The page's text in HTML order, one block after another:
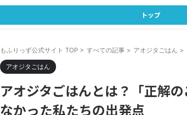
トップ
もふりっず公式サイト TOP > すべての記事 > アオジタごはん >
アオジタごはん
アオジタごはんとは？「正解
なかった私たちの出発点